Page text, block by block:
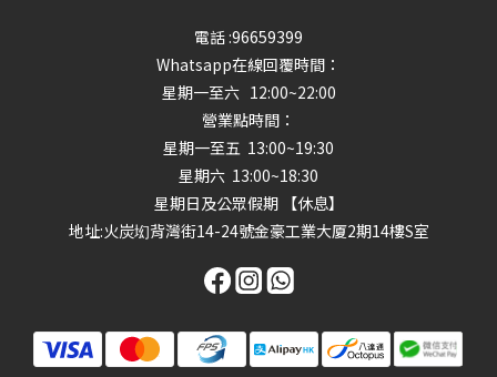
電話 :96659399
Whatsapp在線回覆時間：
星期一至六 12:00~22:00
營業點時間：
星期一至五 13:00~19:30
星期六 13:00~18:30
星期日及公眾假期 【休息】
地址:火炭㘭背灣街14-24號金豪工業大厦2期14樓S室